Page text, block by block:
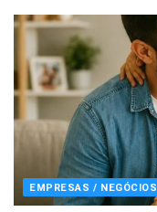
EMPRESAS / NEGÓCIOS